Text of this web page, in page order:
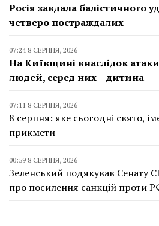
Росія завдала балістичного
четверо постраждалих
07:24 8 СЕРПНЯ, 2026
На Київщині внаслідок
людей, серед них – дитина
07:11 8 СЕРПНЯ, 2026
8 серпня: яке сьогодні свято,
прикмети
00:59 8 СЕРПНЯ, 2026
Зеленський подякував Сенату
про посилення санкцій проти